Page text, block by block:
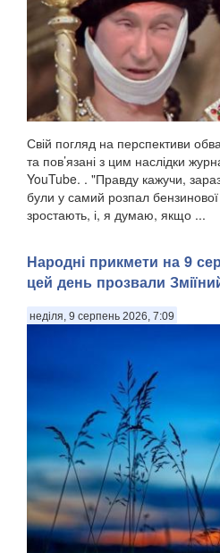
Свій погляд на перспективи
та пов’язані з цим наслідки
YouTube. . "Правду кажучи,
були у самий розпал
зростають, і, я думаю, якщо ...
Народні прикмети на 9
цей день прозвали
неділя, 9 серпень 2026, 7:09